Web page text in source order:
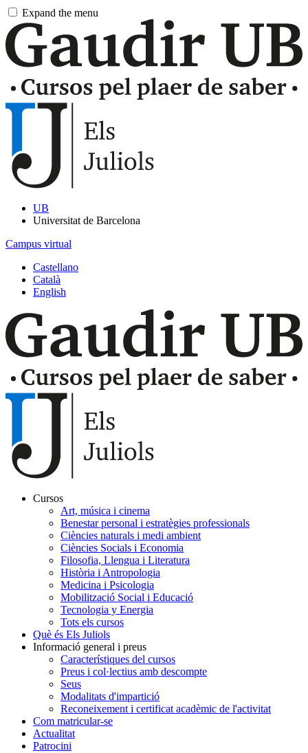
Pasar
contingut
principal
Expand the menu
UB
Universitat de Barcelona
Campus virtual
Castellano
Català
English
Navegación
principal
Juliols
Cursos
Art, música i cinema
Benestar personal i estratègies professionals
Ciències naturals i medi ambient
Ciències Socials i Economia
Filosofia, Llengua i Literatura
Història i Antropologia
Medicina i Psicologia
Mobilització Social i Educació
Tecnologia y Energia
Tots els cursos
Què és Els Juliols
Informació general i preus
Característiques del cursos
Preus i col·lectius amb descompte
Seus
Modalitats d'impartició
Reconeixement i certificat acadèmic de l'activitat
Com matricular-se
Actualitat
Patrocini